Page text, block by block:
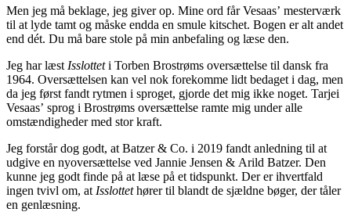
Men jeg må beklage, jeg giver op. Mine ord får Vesaas’ mesterværk
til at lyde tamt og måske endda en smule kitschet. Bogen er alt andet
end dét. Du må bare stole på min anbefaling og læse den.
Jeg har læst Isslotteti Torben Brostrøms oversættelse til dansk fra
1964. Oversættelsen kan vel nok forekomme lidt bedaget i dag, men
da jeg først fandt rytmen i sproget, gjorde det mig ikke noget. Tarjei
Vesaas’ sprog i Brostrøms oversættelse ramte mig under alle
omstændigheder med stor kraft.
Jeg forstår dog godt, at Batzer & Co. i 2019 fandt anledning til at
udgive en nyoversættelse ved Jannie Jensen & Arild Batzer. Den
kunne jeg godt finde på at læse på et tidspunkt. Der er ihvertfald
ingen tvivl om, at Isslottethører til blandt de sjældne bøger, der tåler
en genlæsning.